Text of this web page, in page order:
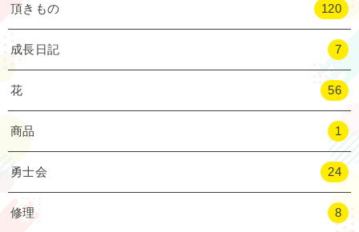
頂きもの 120
成長日記 7
花 56
商品 1
勇士会 24
修理 8